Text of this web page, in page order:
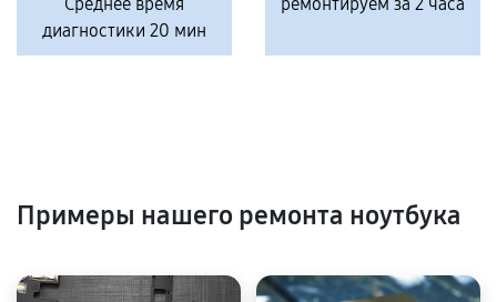
диагностики 20 мин
Примеры нашего ремонта ноутбука